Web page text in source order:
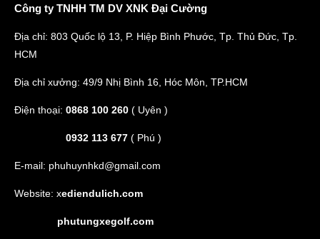
Công ty TNHH TM DV XNK Đại Cường
Địa chỉ: 803 Quốc lộ 13, P. Hiệp Bình Phước, Tp. Thủ Đức, Tp.
HCM
Địa chỉ xưởng: 49/9 Nhị Bình 16, Hóc Môn, TP.HCM
Điện thoại: 0868 100 260 ( Uyên )
0932 113 677 ( Phú )
E-mail: phuhuynhkd@gmail.com
Website: xediendulich.com
phutungxegolf.com